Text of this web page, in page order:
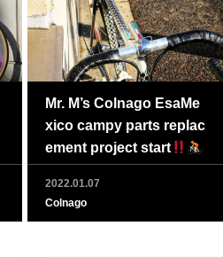
Mr. M’s Colnago EsaMe
xico campy parts replac
ement project start
2022.01.07
Colnago